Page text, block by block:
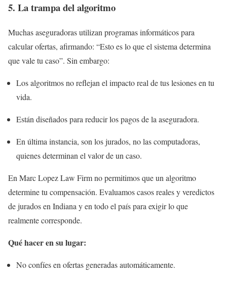
5. La trampa del algoritmo
Muchas aseguradoras utilizan programas informáticos para
calcular ofertas, afirmando: “Esto es lo que el sistema determina
que vale tu caso”. Sin embargo:
Los algoritmos no reflejan el impacto real de tus lesiones en tu
vida.
Están diseñados para reducir los pagos de la aseguradora.
En última instancia, son los jurados, no las computadoras,
quienes determinan el valor de un caso.
En Marc Lopez Law Firm no permitimos que un algoritmo
determine tu compensación. Evaluamos casos reales y veredictos
de jurados en Indiana y en todo el país para exigir lo que
realmente corresponde.
Qué hacer en su lugar:
No confíes en ofertas generadas automáticamente.